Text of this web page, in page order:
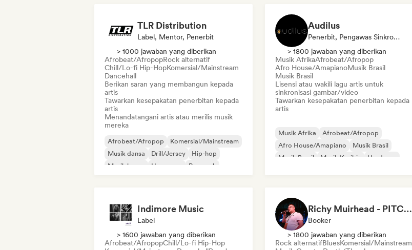
TLR Distribution
Label, Mentor, Penerbit
> 1000 jawaban yang diberikan
Afrobeat/AfropopRock alternatif
Chill/Lo-fi Hip-HopKomersial/Mainstream
Dancehall
Berikan saran yang membangun kepada
artis
Tawarkan kesepakatan penerbitan kepada
artis
Menandatangani artis atau merilis musik
mereka
Afrobeat/Afropop
Komersial/Mainstream
Musik dansa
Drill/Jersey
Hip-hop
Musik house
Hyperpop Pop rock
Audilus
Penerbit, Pengawas Sinkronisasi
> 1800 jawaban yang diberikan
Musik AfrikaAfrobeat/Afropop
Afro House/AmapianoMusik Brasil
Musik Brasil
Lisensi atau wakili lagu artis untuk
sinkronisasi gambar/video
Tawarkan kesepakatan penerbitan kepada
artis
Musik Afrika
Afrobeat/Afropop
Afro House/Amapiano
Musik Brasil
Musik Brasil
Musik Karibia
Hardcore
Indimore Music
Label
> 1600 jawaban yang diberikan
Afrobeat/AfropopChill/Lo-fi Hip-Hop
Richy Muirhead - PITCH Scotland | Scottish Alternative Music Awards (SAMA)
Booker
> 1800 jawaban yang diberikan
Rock alternatifBluesKomersial/Mainstream